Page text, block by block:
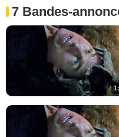
7 Bandes-